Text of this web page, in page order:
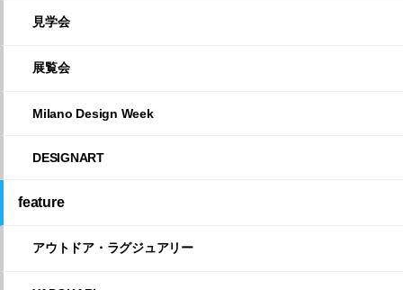
見学会
展覧会
Milano Design Week
DESIGNART
feature
アウトドア・ラグジュアリー